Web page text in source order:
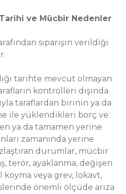
ve Mücbir Nedenler
siparişin verildiği
tarihte mevcut olmayan
kontrolleri dışında
taraflardan birinin ya da
ile yüklendikleri borç ve
ya da tamamen yerine
zamanında yerine
durumlar, mücbir
terör, ayaklanma, değişen
veya grev, lokavt,
önemli ölçüde arıza